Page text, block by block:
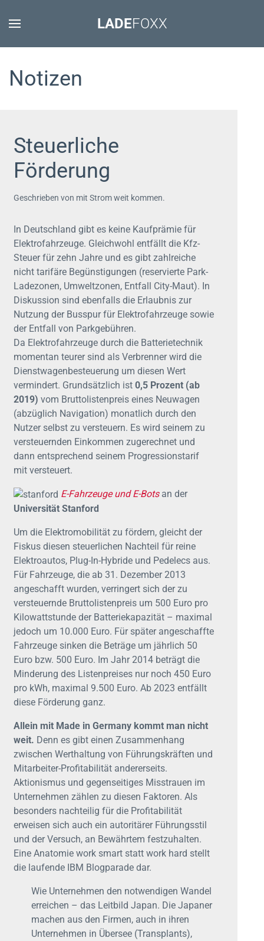
LADEFOXX
Notizen
Steuerliche
Förderung
Geschrieben von mit Strom weit kommen.
In Deutschland gibt es keine Kaufprämie für
Elektrofahrzeuge. Gleichwohl entfällt die Kfz-
Steuer für zehn Jahre und es gibt zahlreiche
nicht tarifäre Begünstigungen (reservierte Park-
Ladezonen, Umweltzonen, Entfall City-Maut). In
Diskussion sind ebenfalls die Erlaubnis zur
Nutzung der Busspur für Elektrofahrzeuge sowie
der Entfall von Parkgebühren.
Da Elektrofahrzeuge durch die Batterietechnik
momentan teurer sind als Verbrenner wird die
Dienstwagenbesteuerung um diesen Wert
vermindert. Grundsätzlich ist 0,5 Prozent (ab
2019) vom Bruttolistenpreis eines Neuwagen
(abzüglich Navigation) monatlich durch den
Nutzer selbst zu versteuern. Es wird seinem zu
versteuernden Einkommen zugerechnet und
dann entsprechend seinem Progressionstarif
mit versteuert.
E-Fahrzeuge und E-Botsan der
Universität Stanford
Um die Elektromobilität zu fördern, gleicht der
Fiskus diesen steuerlichen Nachteil für reine
Elektroautos, Plug-In-Hybride und Pedelecs aus.
Für Fahrzeuge, die ab 31. Dezember 2013
angeschafft wurden, verringert sich der zu
versteuernde Bruttolistenpreis um 500 Euro pro
Kilowattstunde der Batteriekapazität – maximal
jedoch um 10.000 Euro. Für später angeschaffte
Fahrzeuge sinken die Beträge um jährlich 50
Euro bzw. 500 Euro. Im Jahr 2014 beträgt die
Minderung des Listenpreises nur noch 450 Euro
pro kWh, maximal 9.500 Euro. Ab 2023 entfällt
diese Förderung ganz.
Allein mit Made in Germany kommt man nicht
weit. Denn es gibt einen Zusammenhang
zwischen Werthaltung von Führungskräften und
Mitarbeiter-Profitabilität andererseits.
Aktionismus und gegenseitiges Misstrauen im
Unternehmen zählen zu diesen Faktoren. Als
besonders nachteilig für die Profitabilität
erweisen sich auch ein autoritärer Führungsstil
und der Versuch, an Bewährtem festzuhalten.
Eine Anatomie work smart statt work hard stellt
die laufende IBM Blogparade dar.
Wie Unternehmen den notwendigen Wandel
erreichen – das Leitbild Japan. Die Japaner
machen aus den Firmen, auch in ihren
Unternehmen in Übersee (Transplants),